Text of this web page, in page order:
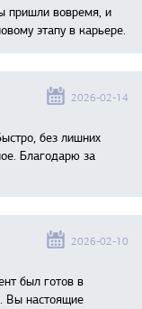
пришли вовремя, и
этапу в карьере.
2026-02-14
без лишних
Благодарю за
2026-02-10
был готов в
Вы настоящие